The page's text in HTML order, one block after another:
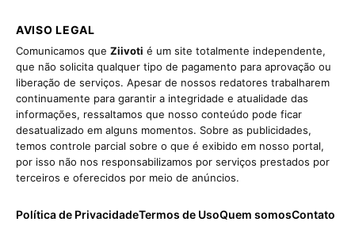
AVISO LEGAL
Comunicamos que Ziivoti é um site totalmente independente,
que não solicita qualquer tipo de pagamento para aprovação ou
liberação de serviços. Apesar de nossos redatores trabalharem
continuamente para garantir a integridade e atualidade das
informações, ressaltamos que nosso conteúdo pode ficar
desatualizado em alguns momentos. Sobre as publicidades,
temos controle parcial sobre o que é exibido em nosso portal,
por isso não nos responsabilizamos por serviços prestados por
terceiros e oferecidos por meio de anúncios.
Política de PrivacidadeTermos de UsoQuem somosContato